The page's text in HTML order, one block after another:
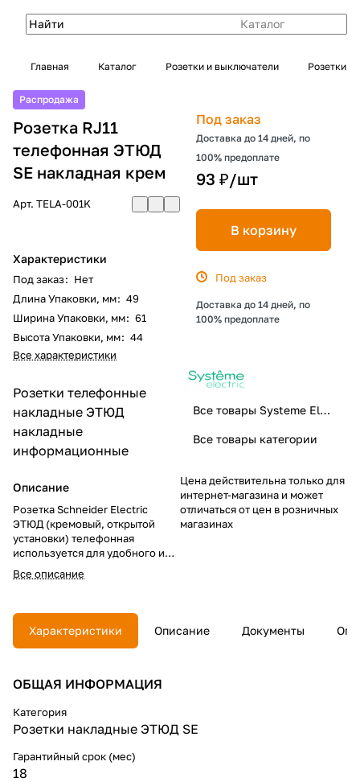
Каталог
Главная Каталог Розетки и выключатели Розетки
Распродажа
Розетка RJ11
телефонная ЭТЮД
SE накладная крем
Арт. TELA-001K
Характеристики
Под заказ: Нет
Длина Упаковки, мм: 49
Ширина Упаковки, мм: 61
Высота Упаковки, мм: 44
Все характеристики
Розетки телефонные
накладные ЭТЮД
накладные
информационные
Описание
Розетка Schneider Electric
ЭТЮД (кремовый, открытой
установки) телефонная
используется для удобного и
быстрого подключения вашего
телефона, модема или факса к
изделие подходит для любых
помещений. Розетка проста в
установке, надежна и прочна в
Все описание
Под заказ
Доставка до 14 дней, по
100% предоплате
93 ₽/шт
В корзину
Под заказ
Доставка до 14 дней, по
100% предоплате
Все товары Systeme Electric
Все товары категории
Цена действительна только для
интернет-магазина и может
отличаться от цен в розничных
магазинах
Характеристики Описание Документы
ОБЩАЯ ИНФОРМАЦИЯ
Категория
Розетки накладные ЭТЮД SE
Гарантийный срок (мес)
18